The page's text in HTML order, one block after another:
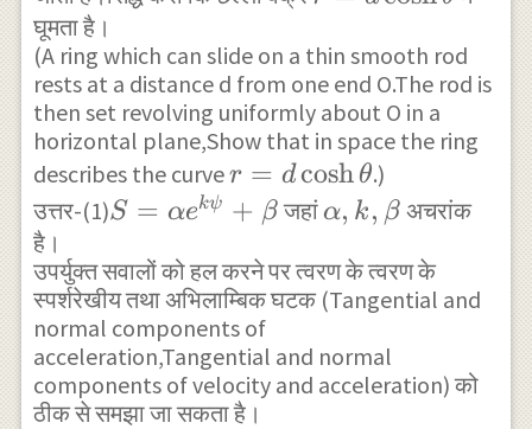
}
घूमता है।
(A ring which can slide on a thin smooth rod
rests at a distance d from one end O.The rod is
then set revolving uniformly about O in a
horizontal plane,Show that in space the ring
describes the curver=d\cosh
{ \theta
r = dcosh θ.)
उत्तर-(1)S=\alpha
k\psi
}+\beta
S = αekψ + β जहां\alpha
α, k, β अचरांक
है।
उपर्युक्त सवालों को हल करने पर त्वरण के त्वरण के
स्पर्शरेखीय तथा अभिलाम्बिक घटक (Tangential and
normal components of
acceleration,Tangential and normal
components of velocity and acceleration) को
ठीक से समझा जा सकता है।